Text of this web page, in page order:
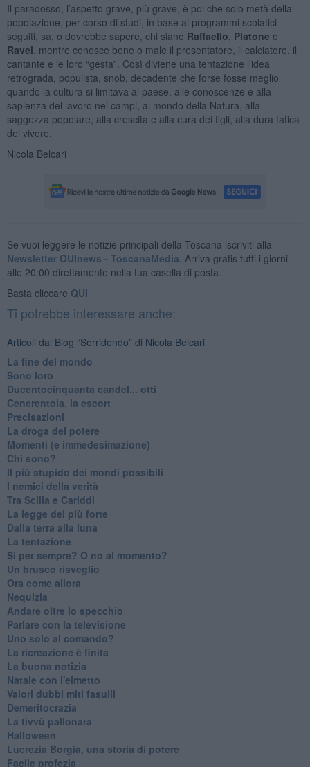
Il paradosso, l’aspetto grave, più grave, è poi che solo metà della
popolazione, per corso di studi, in base ai programmi scolatici
seguiti, sa, o dovrebbe sapere, chi siano Raffaello Platone o
Ravel , mentre conosce bene o male il presentatore, il calciatore, il
cantante e le loro “gesta”. Così diviene una tentazione l’idea
retrograda, populista, snob, decadente che forse fosse meglio
quando la cultura si limitava al paese, alle conoscenze e alla
sapienza del lavoro nei campi, al mondo della Natura, alla
saggezza popolare, alla crescita e alla cura dei figli, alla dura fatica
del vivere.
Nicola Belcari
Se vuoi leggere le notizie principali della Toscana iscriviti alla
Newsletter QUInews - ToscanaMedia. Arriva gratis tutti i giorni
alle 20:00 direttamente nella tua casella di posta.
Basta cliccare QUI
Ti potrebbe interessare anche:
Articoli dal Blog “Sorridendo” di Nicola Belcari
La fine del mondo
Sono loro
Ducentocinquanta candel... otti
Cenerentola, la escort
Precisazioni
La droga del potere
Momenti (e immedesimazione)
Chi sono?
Il più stupido dei mondi possibili
I nemici della verità
Tra Scilla e Cariddi
La legge del più forte
Dalla terra alla luna
La tentazione
​Sì per sempre? O no al momento?
Un brusco risveglio
Ora come allora
Nequizia
Andare oltre lo specchio
Parlare con la televisione
Uno solo al comando?
La ricreazione è finita
La buona notizia
Natale con l'elmetto
Valori dubbi miti fasulli
Demeritocrazia
La tivvù pallonara
Halloween
​Lucrezia Borgia, una storia di potere
Facile profezia